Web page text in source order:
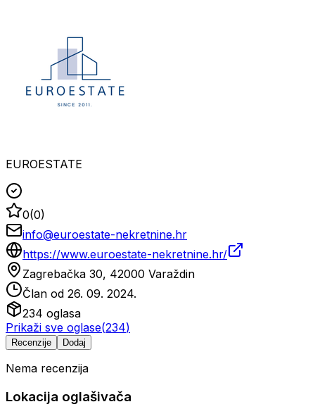
EUROESTATE
0(0)
info@euroestate-nekretnine.hr
https://www.euroestate-nekretnine.hr/
Zagrebačka 30, 42000 Varaždin
Član od 26. 09. 2024.
234 oglasa
Prikaži sve oglase(234)
Recenzije Dodaj
Nema recenzija
Lokacija oglašivača